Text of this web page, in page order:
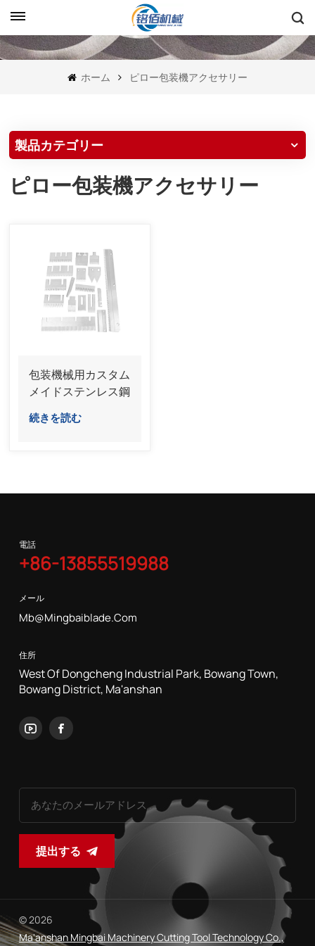
ホーム ピロー包装機アクセサリー
製品カテゴリー
ピロー包装機アクセサリー
包装機械用カスタム
メイドステンレス鋼
ド耐摩耗性
続きを読む
電話
+86-13855519988
メール
Mb@mingbaiblade.com
住所
West Of Dongcheng Industrial Park, Bowang Town,
Bowang District, Ma'anshan
提出する
© 2026
Ma'anshan Mingbai Machinery Cutting Tool Technology Co.,